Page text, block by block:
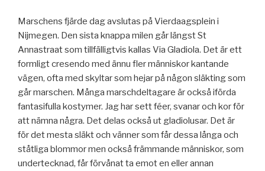
Marschens fjärde dag avslutas på Vierdaagsplein i
Nijmegen. Den sista knappa milen går längst St
Annastraat som tillfälligtvis kallas Via Gladiola. Det är ett
formligt cresendo med ännu fler människor kantande
vägen, ofta med skyltar som hejar på någon släkting som
går marschen. Många marschdeltagare är också iförda
fantasifulla kostymer. Jag har sett féer, svanar och kor för
att nämna några. Det delas också ut gladiolusar. Det är
för det mesta släkt och vänner som får dessa långa och
ståtliga blommor men också främmande människor, som
undertecknad, får förvånat ta emot en eller annan